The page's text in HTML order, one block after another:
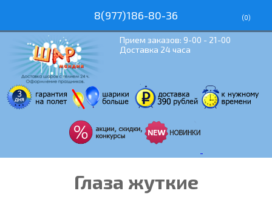
8(977)186-80-36 (0)
Прием заказов: 9-00 - 21-00
Доставка 24 часа
Глаза жуткие